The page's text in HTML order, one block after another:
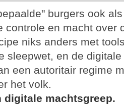
burgers ook
controle en macht over
niks anders met
sleepwet, en de
een autoritair regime
het volk.
digitale machtsgreep.